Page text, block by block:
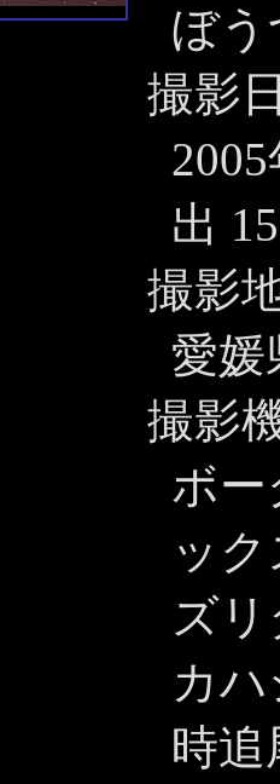
ぼ
撮影
出
撮影
愛媛
撮影
ボー
ッ
ズ
カ
時追